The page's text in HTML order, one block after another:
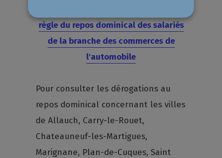
règle du repos dominical des salariés
de la branche des commerces de
l'automobile
Pour consulter les dérogations au
repos dominical concernant les villes
de Allauch, Carry-le-Rouet,
Chateauneuf-les-Martigues,
Marignane, Plan-de-Cuques, Saint